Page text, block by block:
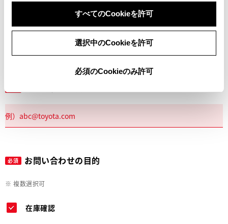
すべてのCookieを許可
選択中のCookieを許可
必須のCookieのみ許可
必須 お問い合わせの目的
※ 複数選択可
在庫確認